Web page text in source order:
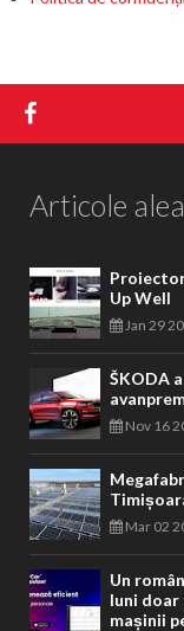
Articole
Up Well
Jan 29
ŠKODA
Nov 16
Mar 02
Un
luni doar
mașinii